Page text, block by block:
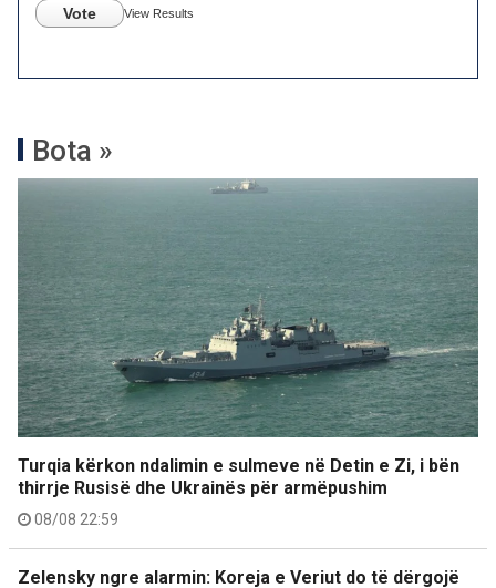
Vote View Results
Bota »
Turqia kërkon ndalimin e sulmeve në Detin e Zi, i bën
thirrje Rusisë dhe Ukrainës për armëpushim
08/08 22:59
Zelensky ngre alarmin: Koreja e Veriut do të dërgojë